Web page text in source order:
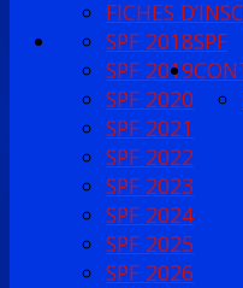
FICHES
SPF
SPF 2018
SPF 2019
SPF 2020
SPF 2021
SPF 2022
SPF 2023
SPF 2024
SPF 2025
SPF 2026